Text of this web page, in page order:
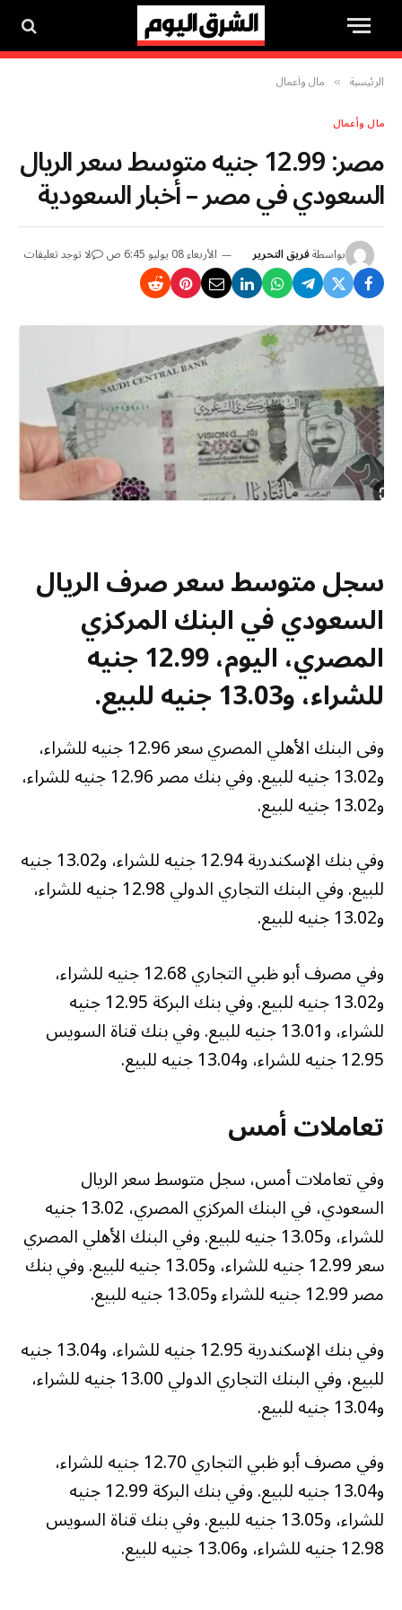
الرئيسية » مال وأعمال
مال وأعمال
مصر: 12.99 جنيه متوسط سعر الريال
السعودي في مصر – أخبار السعودية
بواسطةفريق التحرير الأربعاء 08 يوليو 6:45 ص لا توجد تعليقات
سجل متوسط سعر صرف الريال
السعودي في البنك المركزي
المصري، اليوم، 12.99 جنيه
للشراء، و13.03 جنيه للبيع .
وفى البنك الأهلي المصري سعر 12.96 جنيه للشراء،
و13.02 جنيه للبيع. وفي بنك مصر 12.96 جنيه للشراء،
و13.02 جنيه للبيع.
وفي بنك الإسكندرية 12.94 جنيه للشراء، و13.02 جنيه
للبيع. وفي البنك التجاري الدولي 12.98 جنيه للشراء،
و13.02 جنيه للبيع.
وفي مصرف أبو ظبي التجاري 12.68 جنيه للشراء،
و13.02 جنيه للبيع. وفي بنك البركة 12.95 جنيه
للشراء، و13.01 جنيه للبيع. وفي بنك قناة السويس
12.95 جنيه للشراء، و13.04 جنيه للبيع.
تعاملات أمس
وفي تعاملات أمس، سجل متوسط سعر الريال
السعودي، في البنك المركزي المصري، 13.02 جنيه
للشراء، و13.05 جنيه للبيع. وفي البنك الأهلي المصري
سعر 12.99 جنيه للشراء، و13.05 جنيه للبيع. وفي بنك
مصر 12.99 جنيه للشراء و13.05 جنيه للبيع.
وفي بنك الإسكندرية 12.95 جنيه للشراء، و13.04 جنيه
للبيع، وفي البنك التجاري الدولي 13.00 جنيه للشراء،
و13.04 جنيه للبيع.
وفي مصرف أبو ظبي التجاري 12.70 جنيه للشراء،
و13.04 جنيه للبيع. وفي بنك البركة 12.99 جنيه
للشراء، و13.05 جنيه للبيع. وفي بنك قناة السويس
12.98 جنيه للشراء، و13.06 جنيه للبيع.